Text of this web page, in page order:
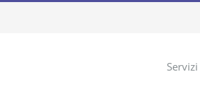
Servizi